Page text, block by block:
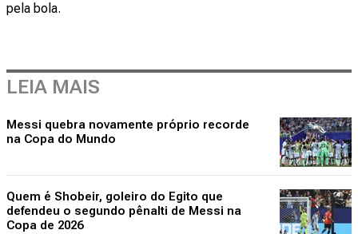
pela bola.
LEIA MAIS
Messi quebra novamente próprio recorde
na Copa do Mundo
Quem é Shobeir, goleiro do Egito que
defendeu o segundo pênalti de Messi na
Copa de 2026